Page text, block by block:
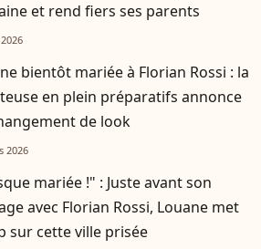
et rend fiers ses parents
bientôt mariée à Florian Rossi : la
en plein préparatifs annonce
de look
2026
mariée !" : Juste avant son
avec Florian Rossi, Louane met
sur cette ville prisée